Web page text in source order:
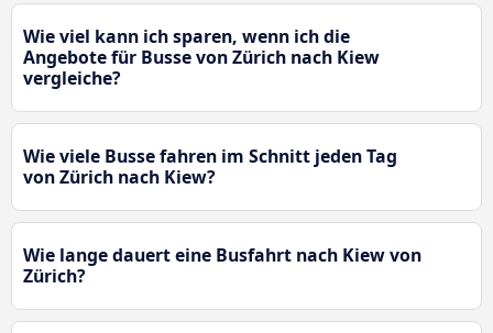
Wie viel kann ich sparen, wenn ich die
Angebote für Busse von Zürich nach Kiew
vergleiche?
Wie viele Busse fahren im Schnitt jeden Tag
von Zürich nach Kiew?
Wie lange dauert eine Busfahrt nach Kiew von
Zürich?